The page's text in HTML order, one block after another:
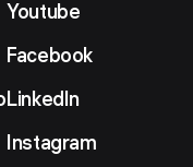
Youtube
Facebook
LinkedIn
Instagram